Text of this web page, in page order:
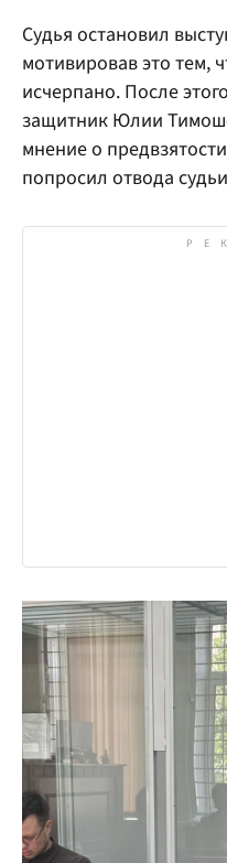
Судья остановил
мотивировав это тем,
исчерпано. После
защитник Юлии
мнение о
попросил отвода